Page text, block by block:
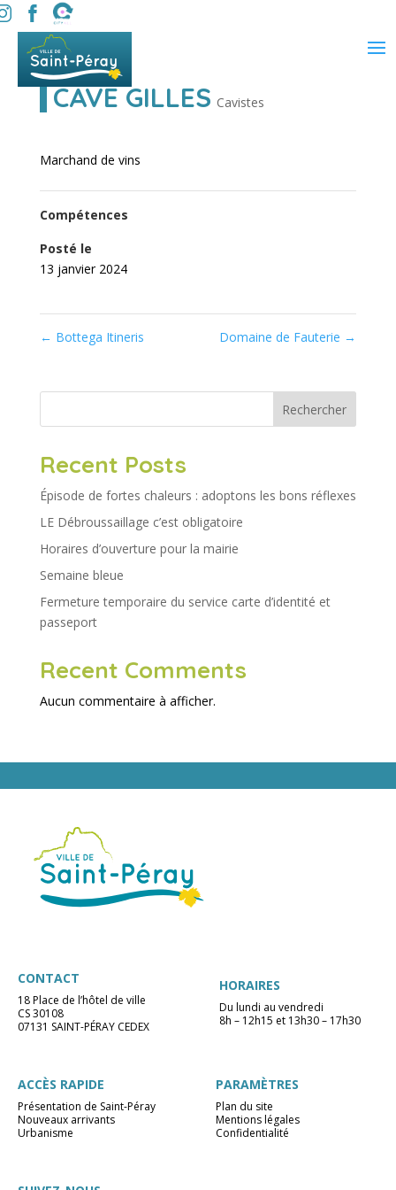
CAVE GILLES Cavistes
Marchand de vins
Compétences
Posté le
13 janvier 2024
← Bottega Itineris Domaine de Fauterie →
Rechercher
Recent Posts
Épisode de fortes chaleurs : adoptons les bons réflexes
LE Débroussaillage c’est obligatoire
Horaires d’ouverture pour la mairie
Semaine bleue
Fermeture temporaire du service carte d’identité et
passeport
Recent Comments
Aucun commentaire à afficher.
CONTACT
18 Place de l’hôtel de ville
CS 30108
07131 SAINT-PÉRAY CEDEX
HORAIRES
Du lundi au vendredi
8h – 12h15 et 13h30 – 17h30
ACCÈS RAPIDE
Présentation de Saint-Péray
Nouveaux arrivants
Urbanisme
PARAMÈTRES
Plan du site
Mentions légales
Confidentialité